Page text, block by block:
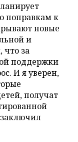
поправкам к
новые
и
за
поддержки
И я уверен,
получат
заключил